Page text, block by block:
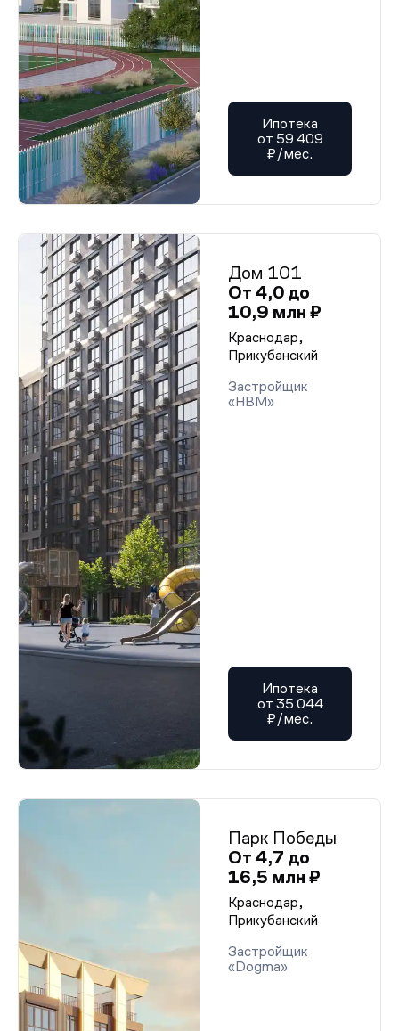
Ипотека
от 59 409
₽/мес.
Дом 101
От 4,0 до
10,9 млн ₽
Краснодар,
Прикубанский
Застройщик
«НВМ»
Ипотека
от 35 044
₽/мес.
Парк Победы
От 4,7 до
16,5 млн ₽
Краснодар,
Прикубанский
Застройщик
«Dogma»